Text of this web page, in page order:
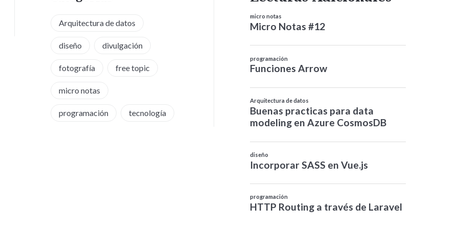
Arquitectura de datos
diseño divulgación
fotografía free topic
micro notas
programación tecnología